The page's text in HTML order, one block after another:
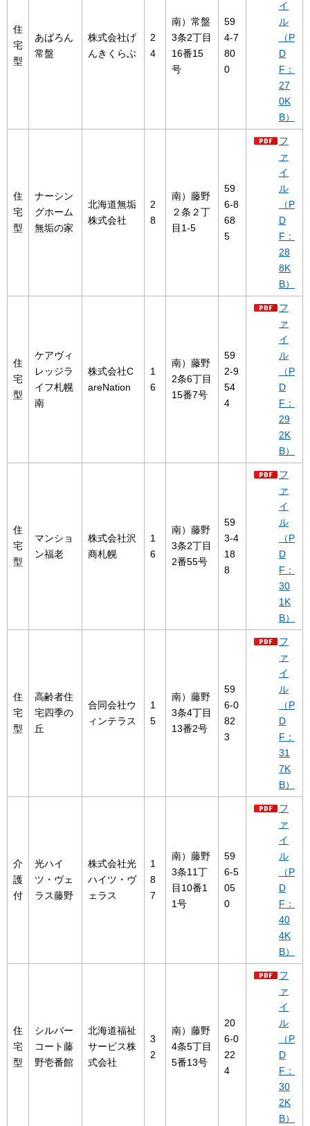
住
宅
型
あばろん
常盤
株式会社げ
んきくらぶ
2
4
南）常盤
3条2丁目
16番15
号
59
4-7
80
0
イ
ル
（P
D
F：
27
0K
B）
住
宅
型
ナーシン
グホーム
無垢の家
北海道無垢
株式会社
2
8
南）藤野
２条２丁
目1-5
59
6-8
68
5
フ
ァ
イ
ル
（P
D
F：
28
8K
B）
住
宅
型
ケアヴィ
レッジラ
イフ札幌
南
株式会社C
areNation
1
6
南）藤野
2条6丁目
15番7号
59
2-9
54
4
フ
ァ
イ
ル
（P
D
F：
29
2K
B）
住
宅
型
マンショ
ン福老
株式会社沢
商札幌
1
6
南）藤野
3条2丁目
2番55号
59
3-4
18
8
フ
ァ
イ
ル
（P
D
F：
30
1K
B）
住
宅
型
高齢者住
宅四季の
丘
合同会社ウ
ィンテラス
1
5
南）藤野
3条4丁目
13番2号
59
6-0
82
3
フ
ァ
イ
ル
（P
D
F：
31
7K
B）
介
護
付
光ハイ
ツ・ヴェ
ラス藤野
株式会社光
ハイツ・ヴ
ェラス
1
8
7
南）藤野
3条11丁
目10番1
1号
59
6-5
05
0
フ
ァ
イ
ル
（P
D
F：
40
4K
B）
住
宅
型
シルバー
コート藤
野壱番館
北海道福祉
サービス株
式会社
3
2
南）藤野
4条5丁目
5番13号
20
6-0
22
4
フ
ァ
イ
ル
（P
D
F：
30
2K
B）